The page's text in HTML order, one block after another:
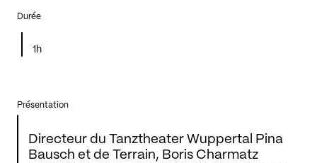
Durée
1h
Présentation
Directeur du Tanztheater Wuppertal Pina
Bausch et de Terrain, Boris Charmatz